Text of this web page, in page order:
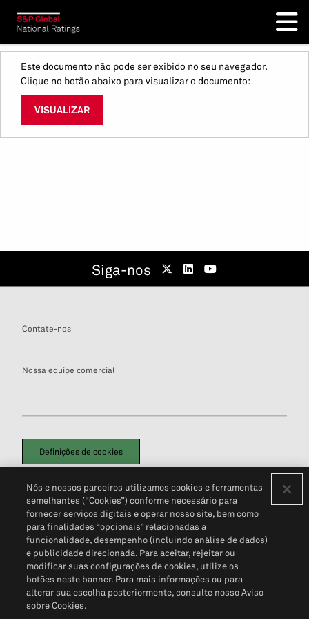
Este documento não pode ser exibido no seu navegador.
Clique no botão abaixo para visualizar o documento:
VISUALIZAR
Siga-nos
Contate-nos
Nossa equipe comercial
Definições de cookies
Política de PrivacidadePortal de privacidade do cliente (em inglês)
Não Venda Minhas Informações Pessoais© 2026 S&P Global
Nós e nossos parceiros utilizamos cookies e ferramentas
semelhantes (“Cookies”) conforme necessário para
fornecer serviços digitais e operar nosso site, bem como
para finalidades “opcionais” relacionadas a
funcionalidade, desempenho (incluindo análise de dados)
e publicidade direcionada. Para aceitar, rejeitar ou
modificar suas configurações de cookies, utilize os
botões neste banner. Para mais informações ou para
alterar sua escolha posteriormente, consulte nosso Aviso
sobre Cookies.